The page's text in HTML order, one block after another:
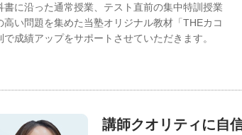
に沿った通常授業、テスト直前の集中特訓授業
高い問題を集めた当塾オリジナル教材「THEカコ
成績アップをサポートさせていただきます。
講師クオリティに自